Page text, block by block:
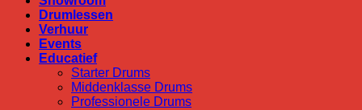
Drumlessen
Verhuur
Events
Educatief
Starter Drums
Middenklasse Drums
Professionele Drums